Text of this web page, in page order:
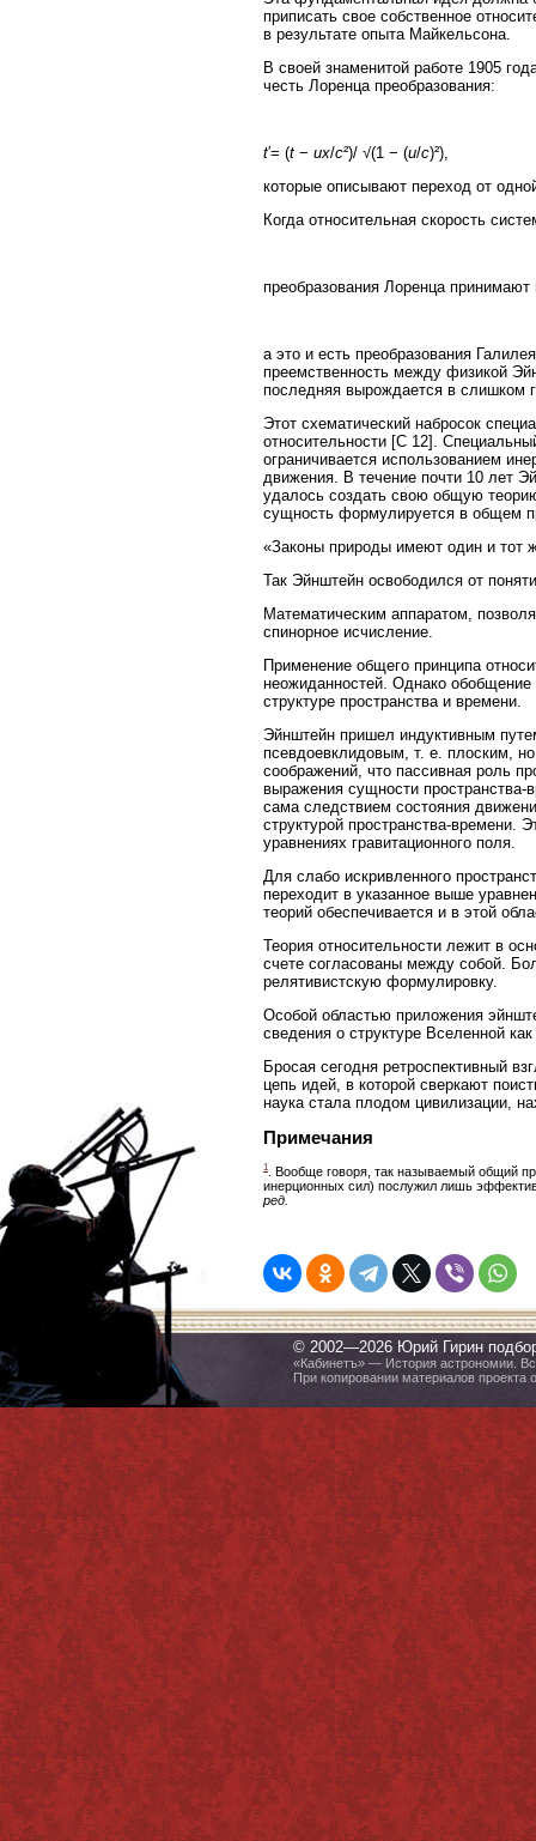
приписать свое собственное
в результате опыта Майкельсона.
В своей знаменитой работе 1905
честь Лоренца преобразования:
t′= (t − ux/c²)/ √(1 − (u/c)²),
которые описывают переход от
Когда относительная скорость
преобразования Лоренца принимают
а это и есть преобразования
преемственность между физикой
последняя вырождается в слишком
Этот схематический набросок
относительности [C 12].
ограничивается использованием
движения. В течение почти 10 лет
удалось создать свою общую
сущность формулируется в общем
«Законы природы имеют один и тот
Так Эйнштейн освободился от
Математическим аппаратом,
спинорное исчисление.
Применение общего принципа
неожиданностей. Однако обобщение
структуре пространства и времени.
Эйнштейн пришел индуктивным
псевдоевклидовым, т. е. плоским,
соображений, что пассивная роль
выражения сущности пространства-
сама следствием состояния
структурой пространства-времени.
уравнениях гравитационного поля.
Для слабо искривленного
переходит в указанное выше
теорий обеспечивается и в этой
Теория относительности лежит в
счете согласованы между собой.
релятивистскую формулировку.
Особой областью приложения
сведения о структуре Вселенной
Бросая сегодня ретроспективный
цепь идей, в которой сверкают
наука стала плодом цивилизации,
Примечания
1
. Вообще говоря, так называемый общий
инерционных сил) послужил лишь
ред.
© 2002—2026 Юрий Гирин
«Кабинетъ» — История астрономии.
При копировании материалов проекта